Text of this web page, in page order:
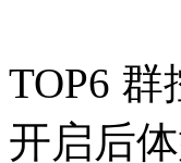
TOP6
开启后